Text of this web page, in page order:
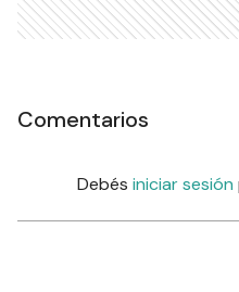
Comentarios
Debés iniciar sesión